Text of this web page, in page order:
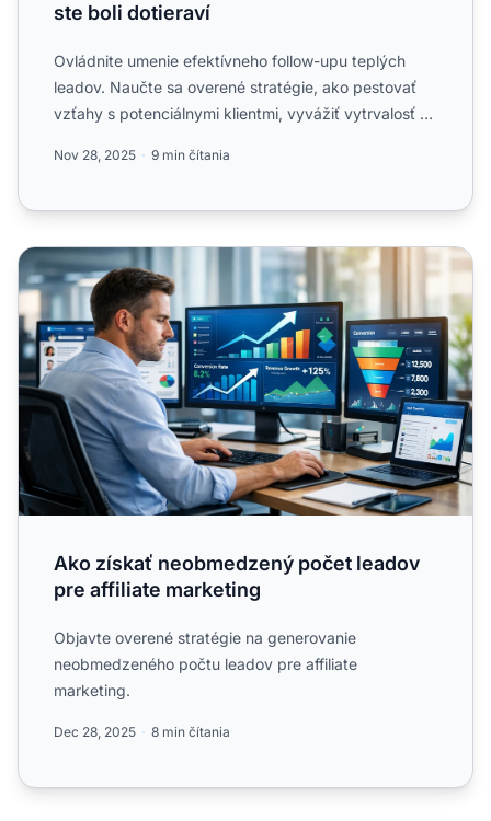
ste boli dotieraví
Ovládnite umenie efektívneho follow-upu teplých
leadov. Naučte sa overené stratégie, ako pestovať
vzťahy s potenciálnymi klientmi, vyvážiť vytrvalosť s
Nov 28, 2025 9 min čítania
Ako získať neobmedzený počet leadov pre affiliate
Ako získať neobmedzený počet leadov
pre affiliate marketing
Objavte overené stratégie na generovanie
neobmedzeného počtu leadov pre affiliate
marketing.
Dec 28, 2025 8 min čítania